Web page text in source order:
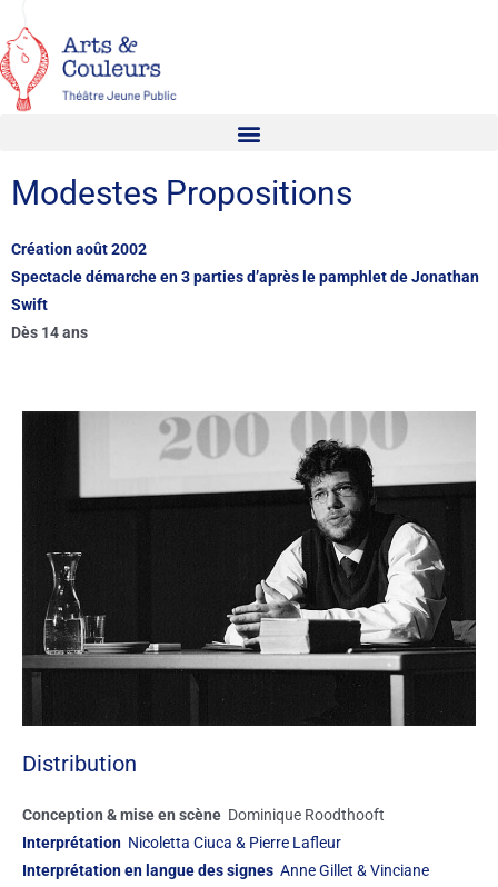
Modestes Propositions
Création août 2002
Spectacle démarche en 3 parties d’après le pamphlet de Jonathan
Swift
Dès 14 ans
Distribution
Conception & mise en scène Dominique Roodthooft
Interprétation Nicoletta Ciuca & Pierre Lafleur
Interprétation en langue des signes Anne Gillet & Vinciane